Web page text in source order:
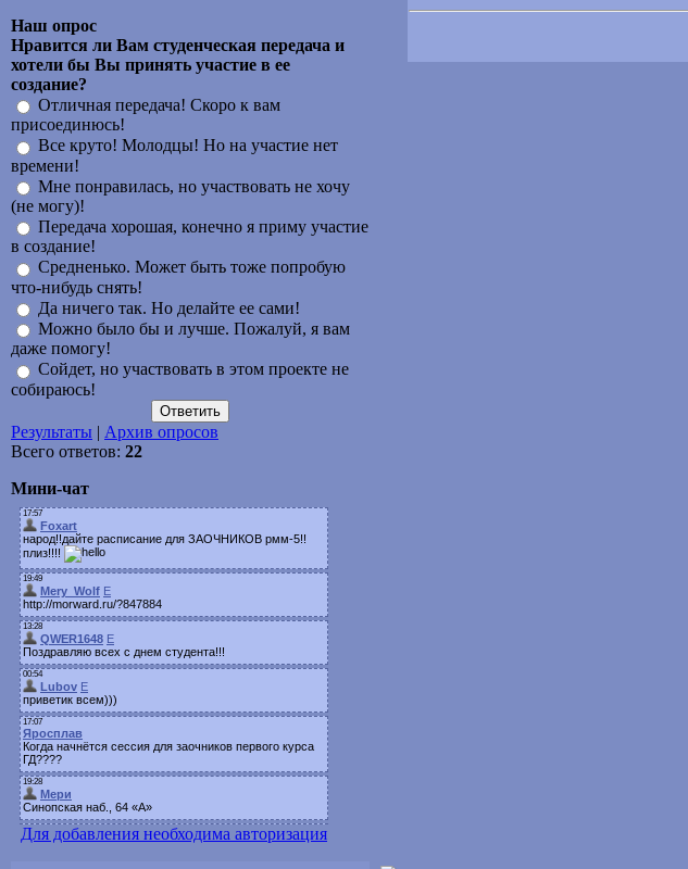
Наш опрос
Нравится ли Вам студенческая передача и
хотели бы Вы принять участие в ее
создание?
Отличная передача! Скоро к вам
присоединюсь!
Все круто! Молодцы! Но на участие нет
времени!
Мне понравилась, но участвовать не хочу
(не могу)!
Передача хорошая, конечно я приму участие
в создание!
Средненько. Может быть тоже попробую
что-нибудь снять!
Да ничего так. Но делайте ее сами!
Можно было бы и лучше. Пожалуй, я вам
даже помогу!
Сойдет, но участвовать в этом проекте не
собираюсь!
Результаты | Архив опросов
Всего ответов: 22
Мини-чат
Для добавления необходима авторизация